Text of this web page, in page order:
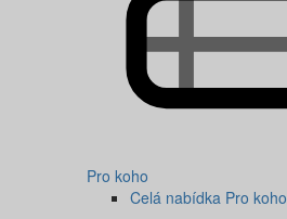
Pro koho
Celá nabídka Pro koho